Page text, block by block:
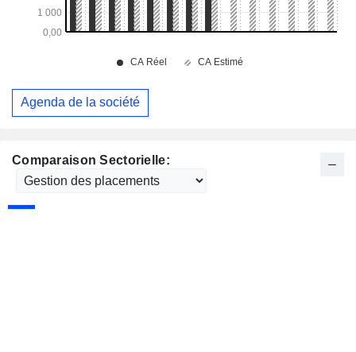
Comparaison Sectorielle:
Agenda de la société